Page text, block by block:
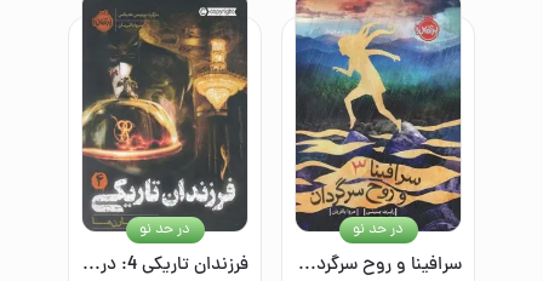
سرافینا و روح سرگردان/3
در حد نو
فرزندان تاریکی 4: در دل بارن‌ها
در حد نو